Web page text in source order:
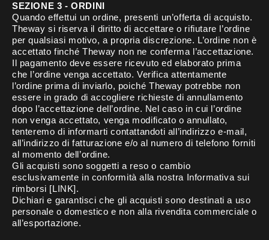
SEZIONE 3 - ORDINI
Quando effettui un ordine, presenti un’offerta di acquisto.
Theway si riserva il diritto di accettare o rifiutare l’ordine
per qualsiasi motivo, a propria discrezione. L’ordine non è
accettato finché Theway non ne conferma l’accettazione.
Il pagamento deve essere ricevuto ed elaborato prima
che l’ordine venga accettato. Verifica attentamente
l’ordine prima di inviarlo, poiché Theway potrebbe non
essere in grado di accogliere richieste di annullamento
dopo l’accettazione dell’ordine. Nel caso in cui l’ordine
non venga accettato, venga modificato o annullato,
tenteremo di informarti contattandoti all’indirizzo e-mail,
all’indirizzo di fatturazione e/o al numero di telefono forniti
al momento dell’ordine.
Gli acquisti sono soggetti a reso o cambio
esclusivamente in conformità alla nostra Informativa sui
rimborsi [LINK].
Dichiari e garantisci che gli acquisti sono destinati a uso
personale o domestico e non alla rivendita commerciale o
all’esportazione.